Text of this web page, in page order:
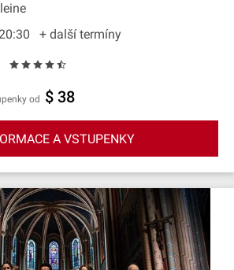
+ další termíny
od $ 38
A VSTUPENKY